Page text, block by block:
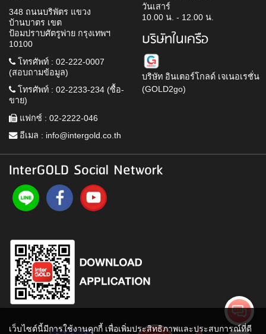
348 ถนนบริพัตร แขวง
บ้านบาตร เขต
ป้อมปราบศัตรูพ่าย กรุงเทพฯ
10100
โทรศัพท์ : 02-222-0007
(สอบถามข้อมูล)
โทรศัพท์ : 02-2233-234 (ซื้อ-
ขาย)
แฟกซ์ : 02-2222-046
อีเมล : info@intergold.co.th
วันเสาร์
10.00 น. - 12.00 น.
บริษัทในเครือ
บริษัท อินเตอร์โกลด์ เจเนอเรชั่น
(GOLD2go)
InterGOLD Social Network
เว็บไซต์นี้มีการใช้งานคุกกี้ เพื่อเพิ่มประสิทธิภาพและประสบการณ์ที่ดี